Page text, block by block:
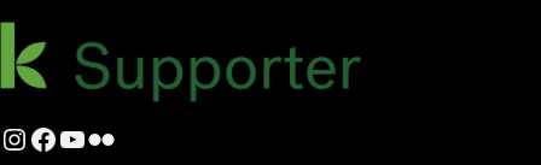
Instagram
Facebook
YouTube
Flickr